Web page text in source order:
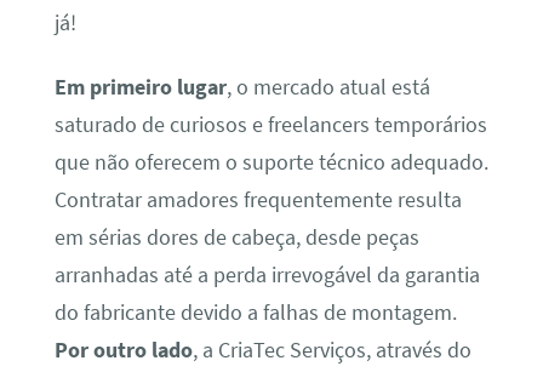
já!
Em primeiro lugar, o mercado atual está
saturado de curiosos e freelancers temporários
que não oferecem o suporte técnico adequado.
Contratar amadores frequentemente resulta
em sérias dores de cabeça, desde peças
arranhadas até a perda irrevogável da garantia
do fabricante devido a falhas de montagem.
Por outro lado, a CriaTec Serviços, através do